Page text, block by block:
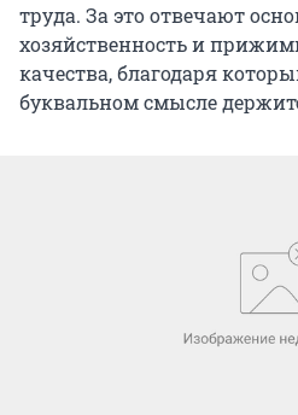
труда. За это отвечают
хозяйственность и
качества, благодаря
буквальном смысле